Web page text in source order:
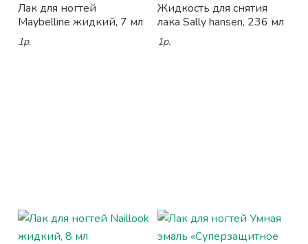
Лак для ногтей
Maybelline жидкий, 7 мл
1р.
Жидкость для снятия
лака Sally hansen, 236 мл
1р.